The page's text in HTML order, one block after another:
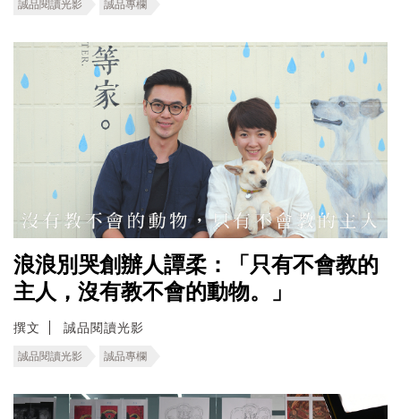
誠品閱讀光影 誠品專欄
浪浪別哭創辦人譚柔：「只有不會教的
主人，沒有教不會的動物。」
撰文 誠品閱讀光影
誠品閱讀光影 誠品專欄